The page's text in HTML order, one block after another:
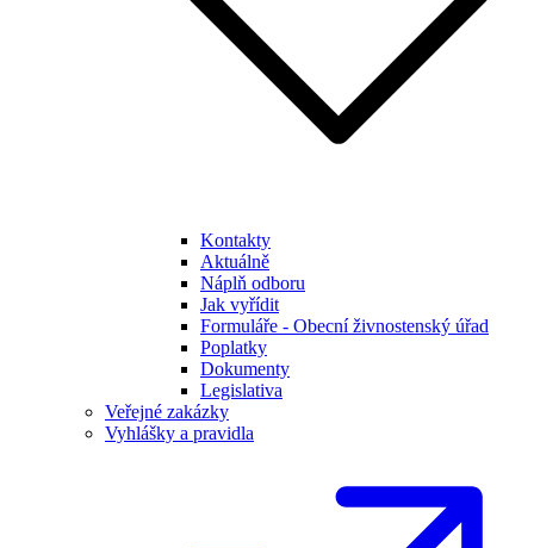
Kontakty
Aktuálně
Náplň odboru
Jak vyřídit
Formuláře - Obecní živnostenský úřad
Poplatky
Dokumenty
Legislativa
Veřejné zakázky
Vyhlášky a pravidla